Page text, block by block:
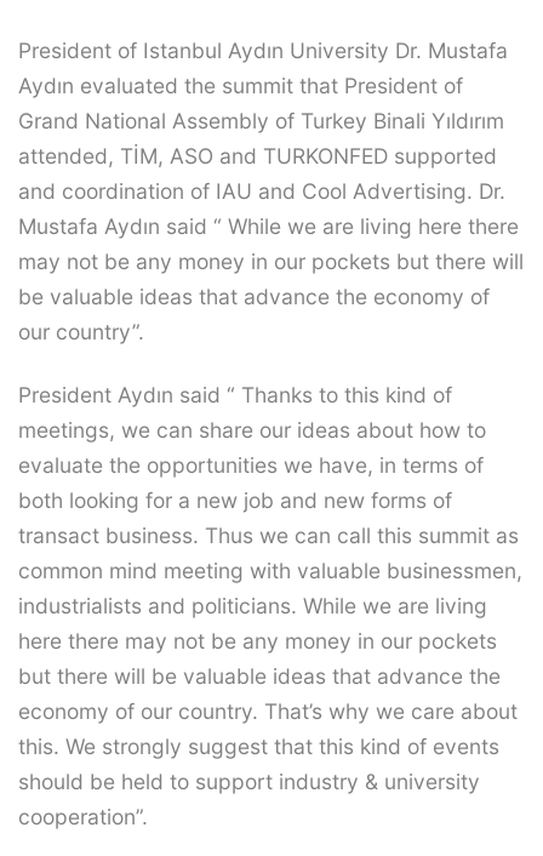
President of Istanbul Aydın University Dr. Mustafa
Aydın evaluated the summit that President of
Grand National Assembly of Turkey Binali Yıldırım
attended, TİM, ASO and TURKONFED supported
and coordination of IAU and Cool Advertising. Dr.
Mustafa Aydın said “ While we are living here there
may not be any money in our pockets but there will
be valuable ideas that advance the economy of
our country”.
President Aydın said “ Thanks to this kind of
meetings, we can share our ideas about how to
evaluate the opportunities we have, in terms of
both looking for a new job and new forms of
transact business. Thus we can call this summit as
common mind meeting with valuable businessmen,
industrialists and politicians. While we are living
here there may not be any money in our pockets
but there will be valuable ideas that advance the
economy of our country. That’s why we care about
this. We strongly suggest that this kind of events
should be held to support industry & university
cooperation”.